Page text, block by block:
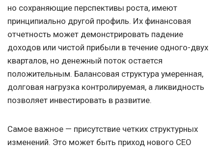
но сохраняющие перспективы роста, имеют
принципиально другой профиль. Их финансовая
отчетность может демонстрировать падение
доходов или чистой прибыли в течение одного-двух
кварталов, но денежный поток остается
положительным. Балансовая структура умеренная,
долговая нагрузка контролируемая, а ликвидность
позволяет инвестировать в развитие.
Самое важное — присутствие четких структурных
изменений. Это может быть приход нового CEO